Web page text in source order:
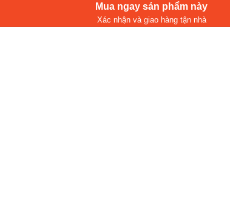
Mua ngay sản phẩm này
Xác nhận và giao hàng tận nhà